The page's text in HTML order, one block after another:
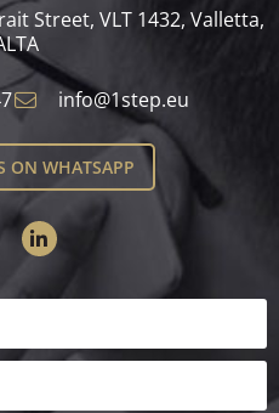
Street, VLT 1432, Valletta,
info@1step.eu
ON WHATSAPP